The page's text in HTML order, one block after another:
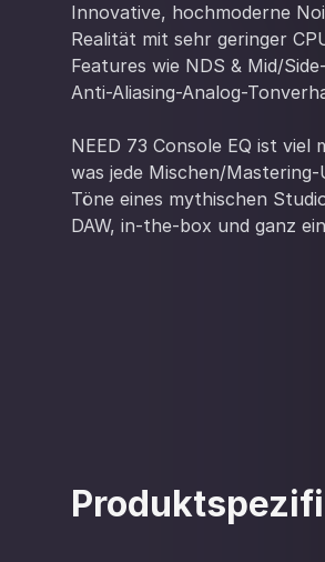
Innovative, hochmoderne
Realität mit sehr geringer
Features wie NDS & Mid/
Anti-Aliasing-Analog-
NEED 73 Console EQ ist viel
was jede Mischen/
Töne eines mythischen
DAW, in-the-box und ganz